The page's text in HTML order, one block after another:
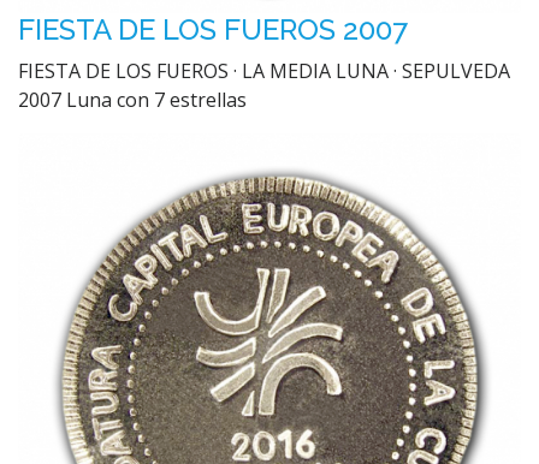
FIESTA DE LOS FUEROS 2007
FIESTA DE LOS FUEROS · LA MEDIA LUNA · SEPULVEDA
2007 Luna con 7 estrellas